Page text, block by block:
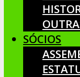
SÓCIOS